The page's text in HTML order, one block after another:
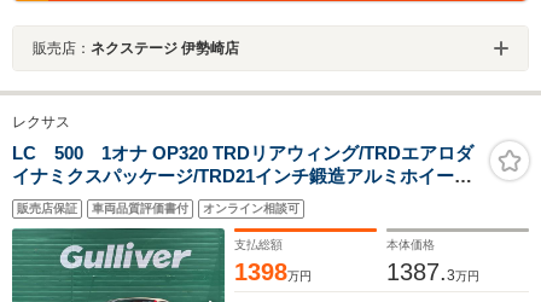
販売店： ネクステージ 伊勢崎店
レクサス
LC 500 1オナ OP320 TRDリアウィング/TRDエアロダ
イナミクスパッケージ/TRD21インチ鍛造アルミホイール/
カラーヘッドアップディスプレイ/オレンジキャリパー/カ
ーボンロアグリル/フロントグリル+ランプガーニッシュセ
ット
販売店保証 車両品質評価書付 オンライン相談可
支払総額
1398万円
本体価格
1387.3万円